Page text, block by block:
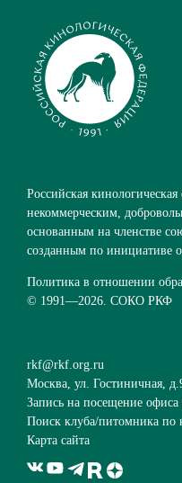
Российская
некоммерческим,
основанным на членстве
созданным по инициативе
Политика в отношении
© 1991—2026. СОКО РКФ
rkf@rkf.org.ru
Москва, ул. Гостиничная,
Запись на посещение
Поиск клуба/питомника по
Карта сайта